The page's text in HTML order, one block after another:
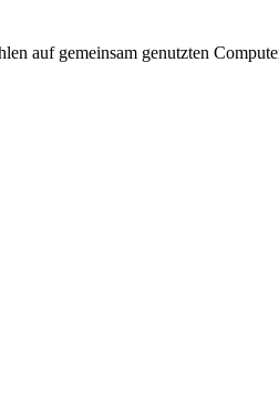
auf gemeinsam genutzten